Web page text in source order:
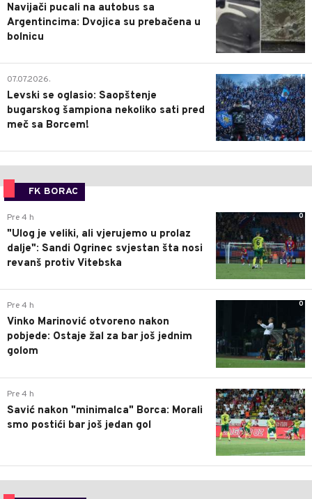
Navijači pucali na autobus sa
Argentincima: Dvojica su prebačena u
bolnicu
1
07.07.2026.
Levski se oglasio: Saopštenje
bugarskog šampiona nekoliko sati pred
meč sa Borcem!
FK BORAC
0
Pre 4 h
"Ulog je veliki, ali vjerujemo u prolaz
dalje": Sandi Ogrinec svjestan šta nosi
revanš protiv Vitebska
0
Pre 4 h
Vinko Marinović otvoreno nakon
pobjede: Ostaje žal za bar još jednim
golom
0
Pre 4 h
Savić nakon "minimalca" Borca: Morali
smo postići bar još jedan gol